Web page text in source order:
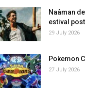
Naâman
estival
29 July 2026
Pokemon
27 July 2026